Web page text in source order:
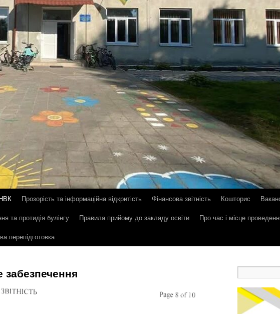
Прозорість та інформаційна відкритість Фінансова звітність Кошторис
та протидія булінгу Правила прийому до закладу освіти
Про час і місце
перепідготовка
забезпечення